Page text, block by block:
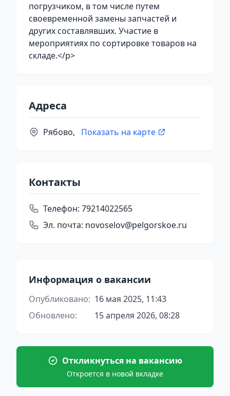
погрузчиком, в том числе путем
своевременной замены запчастей и
других составлявших. Участие в
мероприятиях по сортировке товаров на
складе.</p>
Адреса
Рябово, Показать на карте
Контакты
Телефон: 79214022565
Эл. почта: novoselov@pelgorskoe.ru
Информация о вакансии
Опубликовано: 16 мая 2025, 11:43
Обновлено:
15 апреля 2026, 08:28
Откликнуться на вакансию
Откроется в новой вкладке